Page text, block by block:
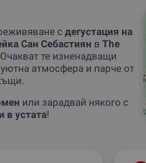
с дегустация на
Сан Себастиян в The
те изненадващи
атмосфера и парче от
или зарадвай някого с
в устата!